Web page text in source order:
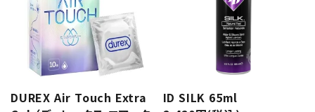
DUREX Air Touch Extra
ID SILK 65ml